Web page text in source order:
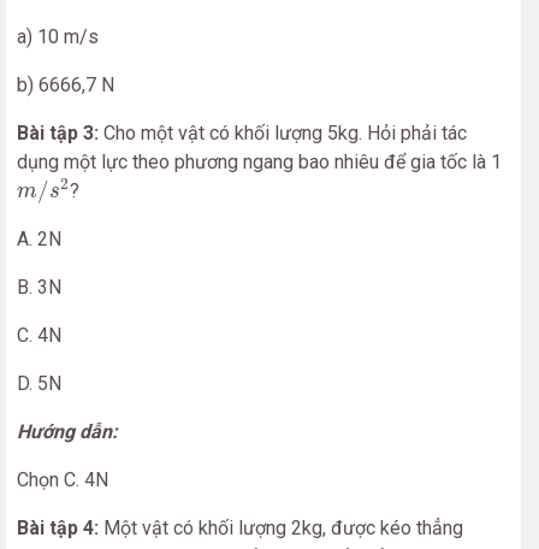
a) 10 m/s
b) 6666,7 N
Bài tập 3: Cho một vật có khối lượng 5kg. Hỏi phải tác
dụng một lực theo phương ngang bao nhiêu để gia tốc là 1
m/s2
m/s2?
A. 2N
B. 3N
C. 4N
D. 5N
Hướng dẫn:
Chọn C. 4N
Bài tập 4: Một vật có khối lượng 2kg, được kéo thẳng